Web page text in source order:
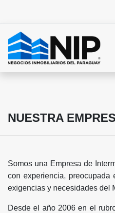
NUESTRA
Somos una Empresa de
con experiencia, preocupada
exigencias y necesidades del
Desde el año 2006 en el